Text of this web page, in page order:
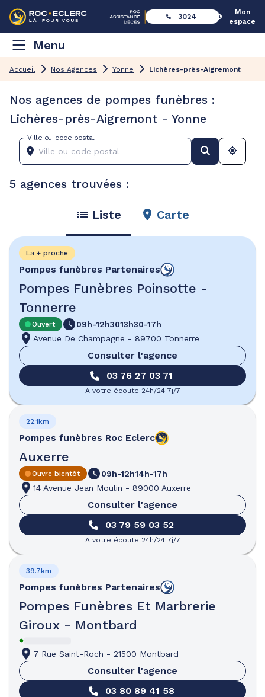
3024
Mon
espace
Menu
Accueil Nos Agences Yonne Lichères-près-Aigremont
Nos agences de pompes funèbres :
Lichères-près-Aigremont - Yonne
Ville ou code postal
5 agences trouvées :
Liste Carte
Pompes funèbres Partenaires
Pompes Funèbres Poinsotte -
Tonnerre
La + proche
Ouvert 09h-12h3013h30-17h
Avenue De Champagne - 89700 Tonnerre
Consulter l'agence
03 76 27 03 71
A votre écoute 24h/24 7j/7
Pompes funèbres Roc Eclerc
Auxerre
22.1km
Ouvre bientôt 09h-12h14h-17h
14 Avenue Jean Moulin - 89000 Auxerre
Consulter l'agence
03 79 59 03 52
A votre écoute 24h/24 7j/7
Pompes funèbres Partenaires
Pompes Funèbres Et Marbrerie
Giroux - Montbard
39.7km
7 Rue Saint-Roch - 21500 Montbard
Consulter l'agence
03 80 89 41 58